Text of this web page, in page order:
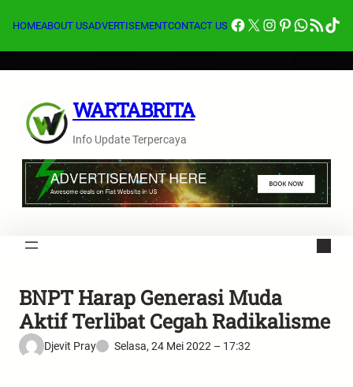
HOMEABOUT USADVERTISEMENTCONTACT US Facebook
X Instagram
Pinterest
Feed RSS
WARTABRITA
Info Update Terpercaya
BNPT Harap Generasi Muda
Aktif Terlibat Cegah Radikalisme
Djevit Pray Selasa, 24 Mei 2022 – 17:32